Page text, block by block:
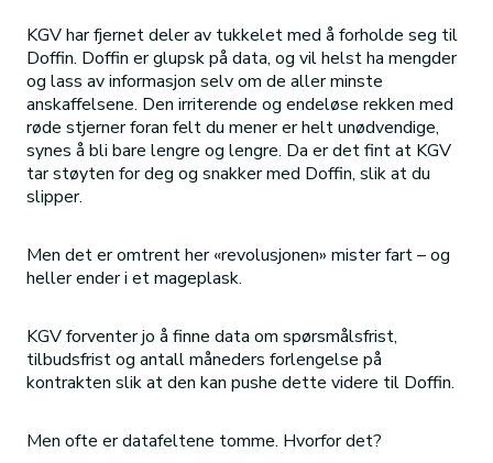
KGV har fjernet deler av tukkelet med å forholde seg til
Doffin. Doffin er glupsk på data, og vil helst ha mengder
og lass av informasjon selv om de aller minste
anskaffelsene. Den irriterende og endeløse rekken med
røde stjerner foran felt du mener er helt unødvendige,
synes å bli bare lengre og lengre. Da er det fint at KGV
tar støyten for deg og snakker med Doffin, slik at du
slipper.
Men det er omtrent her «revolusjonen» mister fart – og
heller ender i et mageplask.
KGV forventer jo å finne data om spørsmålsfrist,
tilbudsfrist og antall måneders forlengelse på
kontrakten slik at den kan pushe dette videre til Doffin.
Men ofte er datafeltene tomme. Hvorfor det?